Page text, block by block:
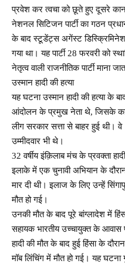
प्रवेश कर त्वचा को छूते हुए दूसरे
नेशनल सिटिजन पार्टी का गठन
के बाद स्टूडेंट्स अगेंस्ट डिस्क्रिमिनेशन
गया था। यह पार्टी 28 फरवरी को
नेतृत्व वाली राजनीतिक पार्टी माना
उस्मान हादी की हत्या
यह घटना उस्मान हादी की हत्या के
आंदोलन के प्रमुख नेता थे, जिसके
लीग सरकार सत्ता से बाहर हुई थी।
उम्मीदवार भी थे।
32 वर्षीय इंक़िलाब मंच के प्रवक्ता
इलाके में एक चुनावी अभियान के
मार दी थी। इलाज के लिए उन्हें
मौत हो गई।
उनकी मौत के बाद पूरे बांग्लादेश में
सहायक भारतीय उच्चायुक्त के आवास
हादी की मौत के बाद हुई हिंसा के
मॉब लिंचिंग में मौत हो गई। यह